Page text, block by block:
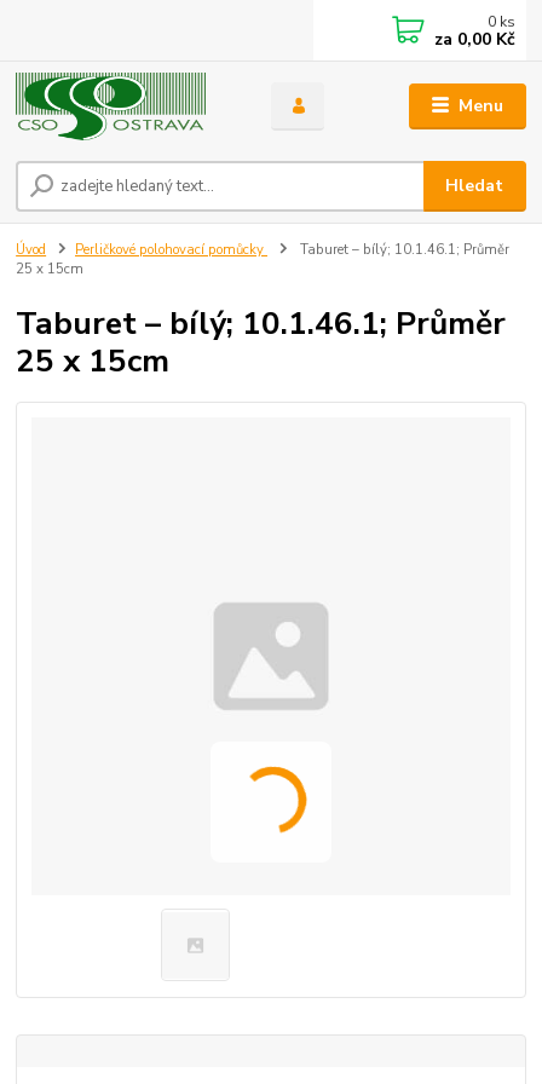
Menu
Hledat
0 ks
za 0,00 Kč
Úvod Perličkové polohovací pomůcky
Taburet – bílý; 10.1.46.1; Průměr
25 x 15cm
Taburet – bílý; 10.1.46.1; Průměr
25 x 15cm